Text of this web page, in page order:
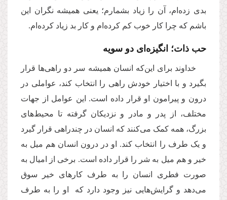
بدی زده‌ام، آن را زیاد بشمارم؛ یعنی همیشه نگران این
باشم که چرا کار خوب کم کرده‌ام و کار بد زیاد کرده‌ام.
حب ذات؛ انگیزه‌ای دو سویه
خداوند برای این‌که انسان همیشه سر دو راهی‌ها قرار
بگیرد و با اختیار خودش راهی را انتخاب کند، عواملی در
درون و پیرامون او قرار داده است. این عوامل از جهات
مختلف، از پدر و مادر و نزدیکان گرفته تا محیط‌های
بزرگ‌، همه کمک می‌کنند که انسان در چندراهی قرار گیرد
و یک طرف را انتخاب کند. او در درون انسان هم میل به
خیر و هم میل به شر را قرار داده است. برخی از امیال به
صورت فطری انسان را به طرف کارهای خیر سوق
می‌دهد و گرایش‌هایی نیز وجود دارد که او را به طرف